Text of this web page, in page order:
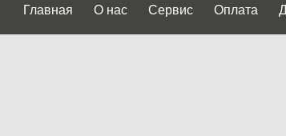
Главная О нас Сервис Оплата